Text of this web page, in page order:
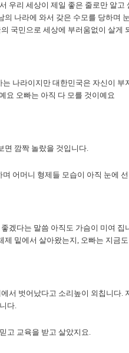
우리 세상이 제일 좋은 줄로만 알고
나라에 와서 갖은 수모를 당하며
국민으로 세상에 부러움없이 살게
나라이지만 대한민국은 자신이 부
요 오빠는 아직 다 모를 것이예요
면 깜짝 놀랐을 것입니다.
어머니 형제들 모습이 아직 눈에
겠다는 말씀 아직도 가슴이 미여 집
밑에서 살아왔는지, 오빠는 지금
서 벗어났다고 소리높이 외칩니다.
다.
고 교육을 받고 살았지요.